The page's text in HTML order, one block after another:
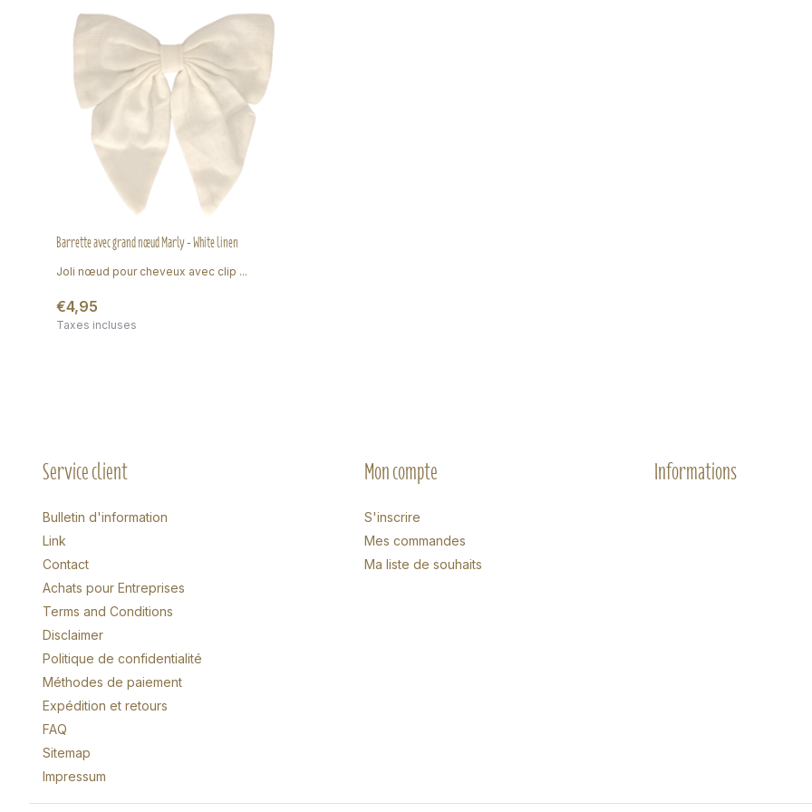
Barrette avec grand nœud Marly - White linen
Joli nœud pour cheveux avec clip ...
€4,95
Taxes incluses
Service client
Bulletin d'information
Link
Contact
Achats pour Entreprises
Terms and Conditions
Disclaimer
Politique de confidentialité
Méthodes de paiement
Expédition et retours
FAQ
Sitemap
Impressum
Mon compte
S'inscrire
Mes commandes
Ma liste de souhaits
Informations